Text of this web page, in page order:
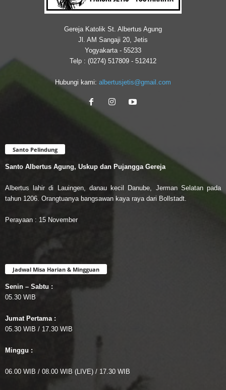
Gereja Katolik St. Albertus Agung
Jl. AM Sangaji 20, Jetis
Yogyakarta - 55233
Telp : (0274) 517809 - 512412
Hubungi kami: albertusjetis@gmail.com
Santo Pelindung
Santo Albertus Agung, Uskup dan Pujangga Gereja
Albertus lahir di Lauingen, danau kecil Danube, Jerman Selatan pada
tahun 1206. Orangtuanya bangsawan kaya raya dari Bollstadt.
Perayaan : 15 November
Jadwal Misa Harian & Mingguan
Senin – Sabtu :
05.30 WIB
Jumat Pertama :
05.30 WIB / 17.30 WIB
Minggu :
06.00 WIB / 08.00 WIB (LIVE) / 17.30 WIB